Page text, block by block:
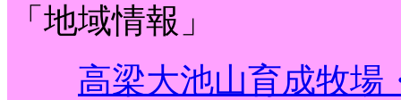
「地域情報」
高梁大池山育成牧場